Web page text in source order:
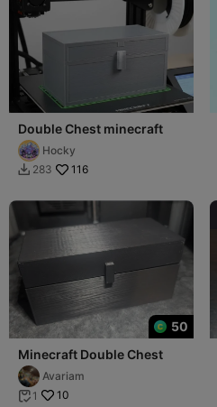
Double Chest minecraft
Hocky
 283 116
50
Minecraft Double Chest
Avariam
 1 10